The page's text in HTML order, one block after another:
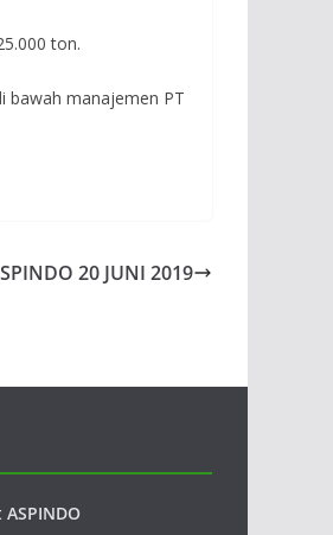
ton.
bawah manajemen PT
20 JUNI 2019